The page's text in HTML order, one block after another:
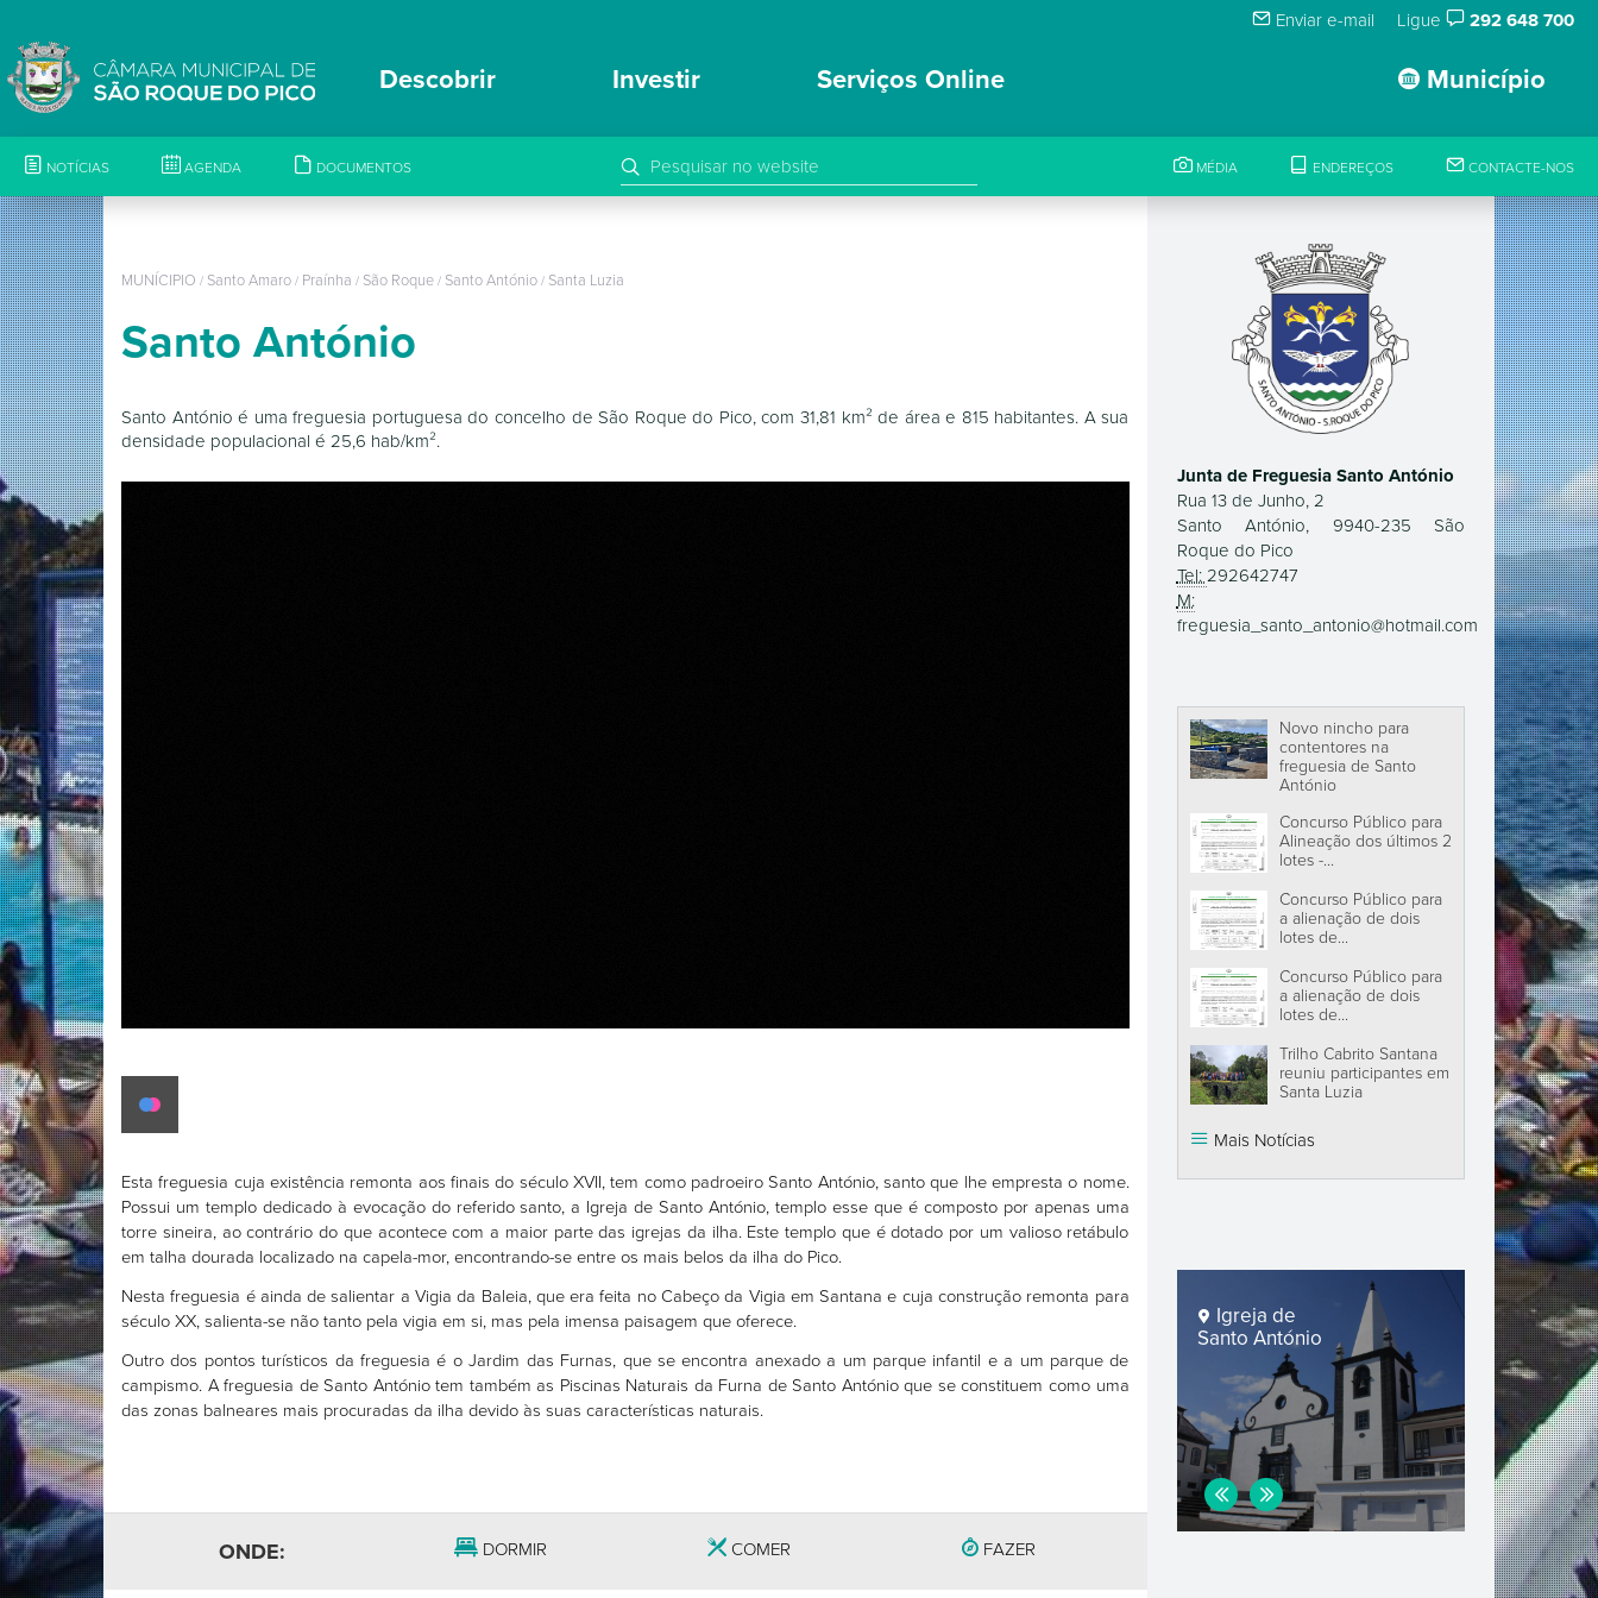
Enviar e-mail Ligue 292 648 700
Município
Descobrir Investir Serviços Online
NOTÍCIAS AGENDA DOCUMENTOS MÉDIA ENDEREÇOS CONTACTE-NOS
MUNÍCIPIO / Santo Amaro / Praínha / São Roque / Santo António / Santa Luzia
Santo António
Santo António é uma freguesia portuguesa do concelho de São Roque do Pico, com 31,81 km² de área e 815 habitantes. A sua
densidade populacional é 25,6 hab/km².
Esta freguesia cuja existência remonta aos finais do século XVII, tem como padroeiro Santo António, santo que lhe empresta o nome.
Possui um templo dedicado à evocação do referido santo, a Igreja de Santo António, templo esse que é composto por apenas uma
torre sineira, ao contrário do que acontece com a maior parte das igrejas da ilha. Este templo que é dotado por um valioso retábulo
em talha dourada localizado na capela-mor, encontrando-se entre os mais belos da ilha do Pico.
Nesta freguesia é ainda de salientar a Vigia da Baleia, que era feita no Cabeço da Vigia em Santana e cuja construção remonta para
século XX, salienta-se não tanto pela vigia em si, mas pela imensa paisagem que oferece.
Outro dos pontos turísticos da freguesia é o Jardim das Furnas, que se encontra anexado a um parque infantil e a um parque de
campismo. A freguesia de Santo António tem também as Piscinas Naturais da Furna de Santo António que se constituem como uma
das zonas balneares mais procuradas da ilha devido às suas características naturais.
ONDE: DORMIR COMER FAZER
Junta de Freguesia Santo António
Rua 13 de Junho, 2
Santo António, 9940-235 São
Roque do Pico
Tel: 292642747
M:
freguesia_santo_antonio@hotmail.com
Novo nincho para
contentores na
freguesia de Santo
António
Concurso Público para
Alineação dos últimos 2
lotes -...
Concurso Público para
a alienação de dois
lotes de...
Concurso Público para
a alienação de dois
lotes de...
Trilho Cabrito Santana
reuniu participantes em
Santa Luzia
Mais Notícias
Igreja de
Santo António
Furnas de
Santo